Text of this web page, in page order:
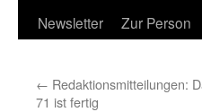
Newsletter
Zur Person
← Redaktionsmitteilungen:
71 ist fertig